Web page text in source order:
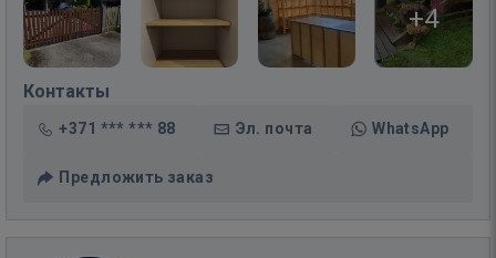
+4
Контакты
+371 *** *** 88 Эл. почта WhatsApp
Предложить заказ